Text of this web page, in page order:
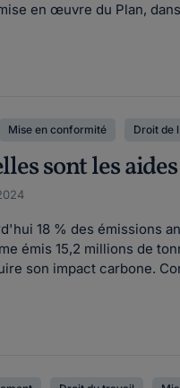
en œuvre du Plan,
Mise en conformité Droit de
sont les
18 % des émissions
émis 15,2 millions de
son impact carbone.